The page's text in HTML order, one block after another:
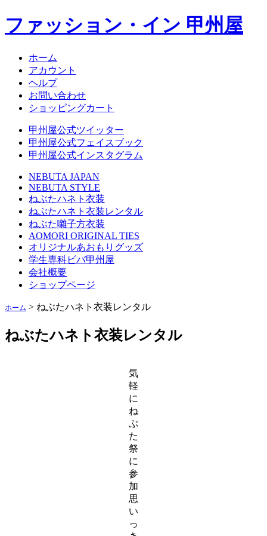
ファッション・イン 甲州屋
ホーム
アカウント
ヘルプ
お問い合わせ
ショッピングカート
甲州屋公式ツイッター
甲州屋公式フェイスブック
甲州屋公式インスタグラム
NEBUTA JAPAN
NEBUTA STYLE
ねぶたハネト衣装
ねぶたハネト衣装レンタル
ねぶた囃子方衣装
AOMORI ORIGINAL TIES
オリジナルあおもりグッズ
学生専科ビバ甲州屋
会社概要
ショップページ
ホーム > ねぶたハネト衣装レンタル
ねぶたハネト衣装レンタル
気
軽
に
ね
ぶ
た
祭
に
参
加
思
い
っ